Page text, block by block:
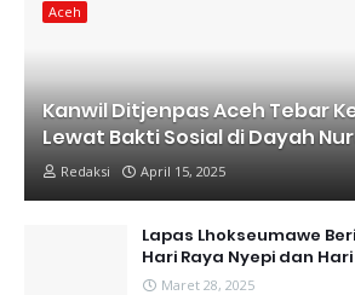
Aceh
Kanwil Ditjenpas Aceh Tebar
Lewat Bakti Sosial di Dayah
Redaksi April 15, 2025
Lapas Lhokseumawe
Hari Raya Nyepi dan
Maret 28, 2025